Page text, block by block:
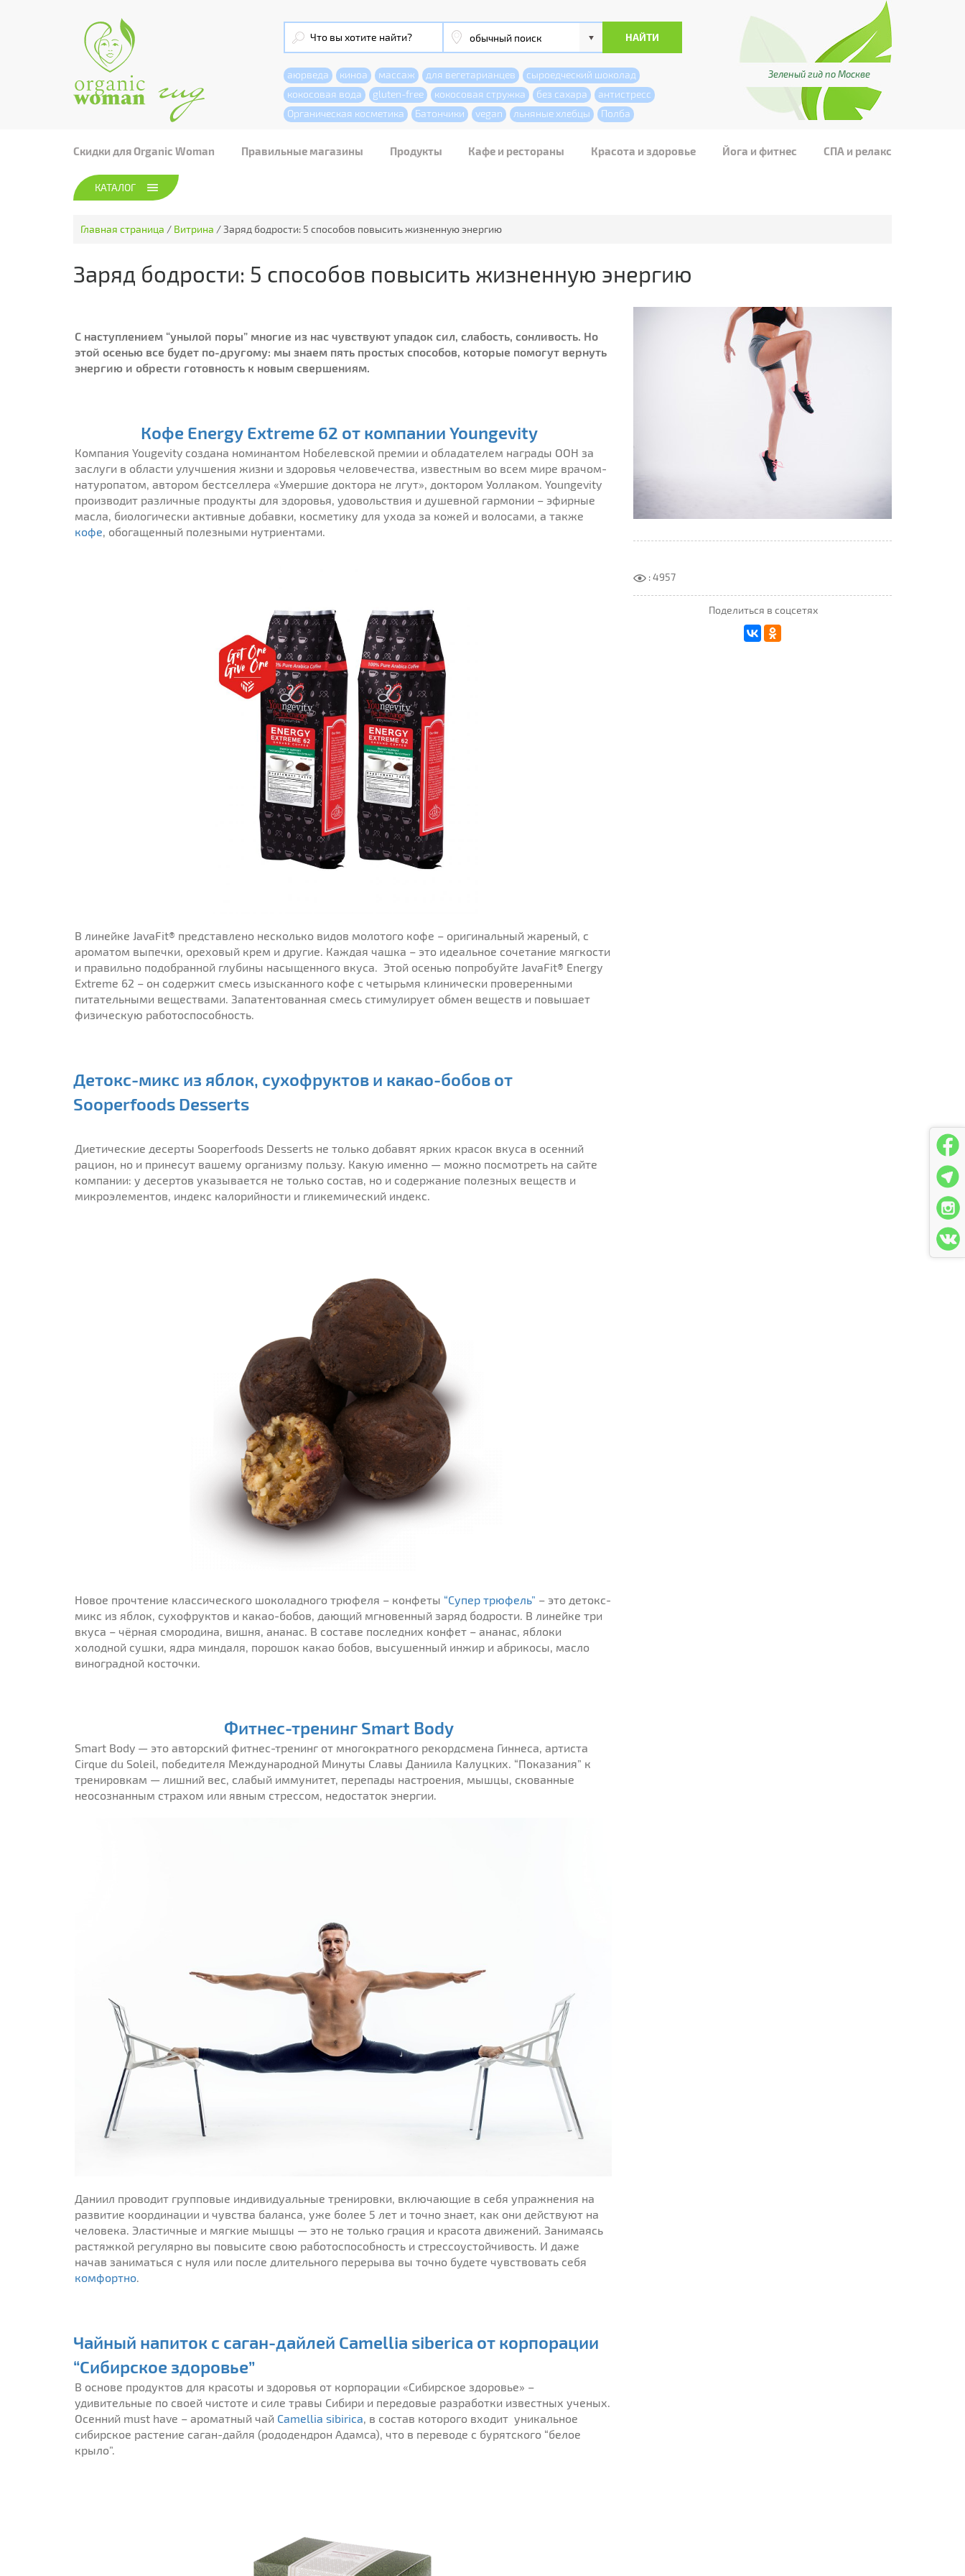
аюрведа киноа массаж для вегетарианцев
сыроедческий шоколад
кокосовая вода
gluten-free кокосовая стружка без сахара
антистресс
Органическая косметика
Батончики vegan льняные хлебцы Полба
Зеленый гид по Москве
Скидки для Organic Woman Правильные магазины Продукты Кафе и рестораны Красота и здоровье Йога и фитнес СПА и релакс
КАТАЛОГ
Главная страница / Витрина /Заряд бодрости: 5 способов повысить жизненную энергию
Заряд бодрости: 5 способов повысить жизненную энергию
С наступлением “унылой поры” многие из нас чувствуют упадок сил, слабость, сонливость. Но
этой осенью все будет по-другому: мы знаем пять простых способов, которые помогут вернуть
энергию и обрести готовность к новым свершениям.
Кофе Energy Extreme 62 от компании Youngevity
Компания Yougevity создана номинантом Нобелевской премии и обладателем награды ООН за
заслуги в области улучшения жизни и здоровья человечества, известным во всем мире врачом-
натуропатом, автором бестселлера «Умершие доктора не лгут», доктором Уоллаком. Youngevity
производит различные продукты для здоровья, удовольствия и душевной гармонии – эфирные
масла, биологически активные добавки, косметику для ухода за кожей и волосами, а также
кофе, обогащенный полезными нутриентами.
В линейке JavaFit® представлено несколько видов молотого кофе – оригинальный жареный, с
ароматом выпечки, ореховый крем и другие. Каждая чашка – это идеальное сочетание мягкости
и правильно подобранной глубины насыщенного вкуса. Этой осенью попробуйте JavaFit® Energy
Extreme 62 – он содержит смесь изысканного кофе с четырьмя клинически проверенными
питательными веществами. Запатентованная смесь стимулирует обмен веществ и повышает
физическую работоспособность.
Детокс-микс из яблок, сухофруктов и какао-бобов от
Sooperfoods Desserts
Диетические десерты Sooperfoods Desserts не только добавят ярких красок вкуса в осенний
рацион, но и принесут вашему организму пользу. Какую именно — можно посмотреть на сайте
компании: у десертов указывается не только состав, но и содержание полезных веществ и
микроэлементов, индекс калорийности и гликемический индекс.
Новое прочтение классического шоколадного трюфеля – конфеты “Супер трюфель” – это детокс-
микс из яблок, сухофруктов и какао-бобов, дающий мгновенный заряд бодрости. В линейке три
вкуса – чёрная смородина, вишня, ананас. В составе последних конфет – ананас, яблоки
холодной сушки, ядра миндаля, порошок какао бобов, высушенный инжир и абрикосы, масло
виноградной косточки.
Фитнес-тренинг Smart Body
Smart Body — это авторский фитнес-тренинг от многократного рекордсмена Гиннеса, артиста
Cirque du Soleil, победителя Международной Минуты Славы Даниила Калуцких. “Показания” к
тренировкам — лишний вес, слабый иммунитет, перепады настроения, мышцы, скованные
неосознанным страхом или явным стрессом, недостаток энергии.
Даниил проводит групповые индивидуальные тренировки, включающие в себя упражнения на
развитие координации и чувства баланса, уже более 5 лет и точно знает, как они действуют на
человека. Эластичные и мягкие мышцы — это не только грация и красота движений. Занимаясь
растяжкой регулярно вы повысите свою работоспособность и стрессоустойчивость. И даже
начав заниматься с нуля или после длительного перерыва вы точно будете чувствовать себя
комфортно.
Чайный напиток с саган-дайлей Camellia siberica от корпорации
“Сибирское здоровье”
В основе продуктов для красоты и здоровья от корпорации «Сибирское здоровье» –
удивительные по своей чистоте и силе травы Сибири и передовые разработки известных ученых.
Осенний must have – ароматный чай Camellia sibirica, в состав которого входит уникальное
сибирское растение саган-дайля (рододендрон Адамса), что в переводе с бурятского “белое
крыло”.
: 4957
Поделиться в соцсетях